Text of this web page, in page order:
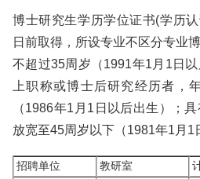
博士研究生学历学位证书(学历
日前取得，所设专业不区分专业
不超过35周岁（1991年1月1日
上职称或博士后研究经历者，
（1986年1月1日以后出生）；
放宽至45周岁以下（1981年1月1
招聘单位 教研室